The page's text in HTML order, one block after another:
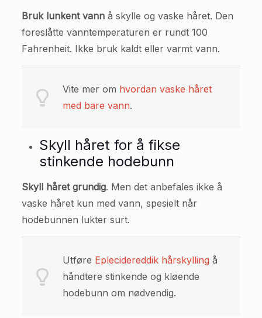
Bruk lunkent vannå skylle og vaske håret. Den
foreslåtte vanntemperaturen er rundt 100
Fahrenheit. Ikke bruk kaldt eller varmt vann.
Vite mer om hvordan vaske håret
med bare vann.
Skyll håret for å fikse
stinkende hodebunn
Skyll håret grundig. Men det anbefales ikke å
vaske håret kun med vann, spesielt når
hodebunnen lukter surt.
Utføre Eplecidereddik hårskylling å
håndtere stinkende og kløende
hodebunn om nødvendig.